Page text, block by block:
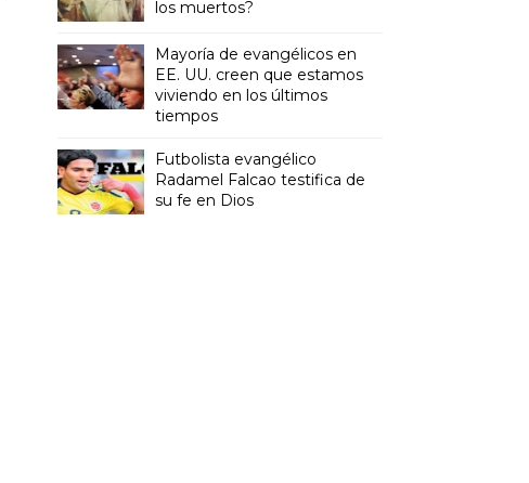
los muertos?
Mayoría de evangélicos en
EE. UU. creen que estamos
viviendo en los últimos
tiempos
Futbolista evangélico
Radamel Falcao testifica de
su fe en Dios